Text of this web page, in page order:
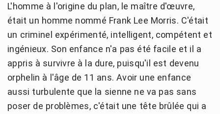
L'homme à l'origine du plan, le maître d'œuvre,
était un homme nommé Frank Lee Morris. C'était
un criminel expérimenté, intelligent, compétent et
ingénieux. Son enfance n'a pas été facile et il a
appris à survivre à la dure, puisqu'il est devenu
orphelin à l'âge de 11 ans. Avoir une enfance
aussi turbulente que la sienne ne va pas sans
poser de problèmes, c'était une tête brûlée qui a